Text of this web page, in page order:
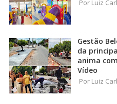
Por Luiz
Gestão
da
anima
Vídeo
Por Luiz